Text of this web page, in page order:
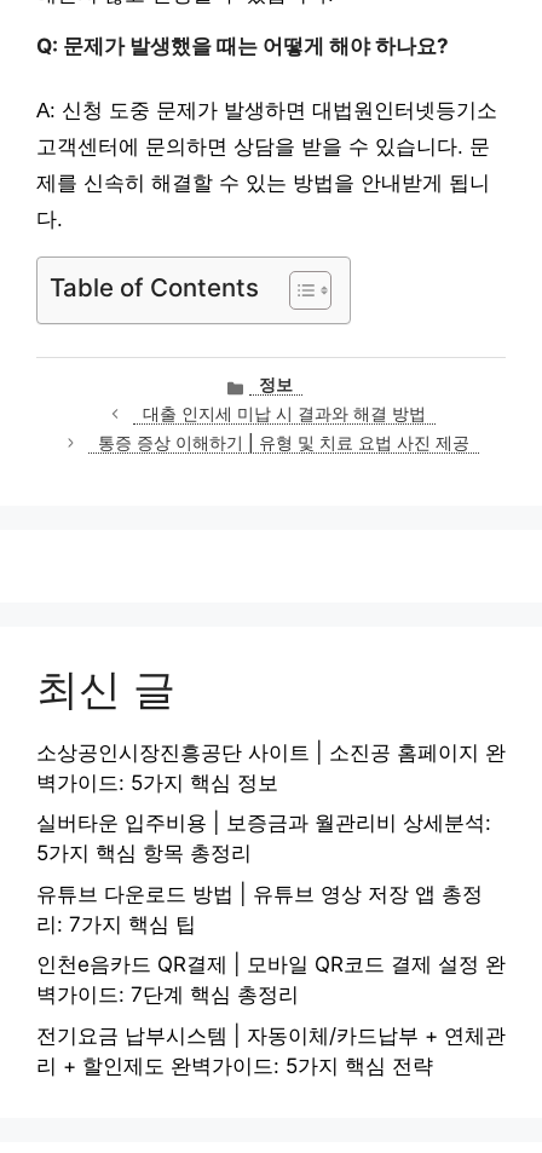
Q: 문제가 발생했을 때는 어떻게 해야 하나요?
A: 신청 도중 문제가 발생하면 대법원인터넷등기소
고객센터에 문의하면 상담을 받을 수 있습니다. 문
제를 신속히 해결할 수 있는 방법을 안내받게 됩니
다.
Table of Contents
카
테
고
리
정보
대출 인지세 미납 시 결과와 해결 방법
통증 증상 이해하기 | 유형 및 치료 요법 사진 제공
최신 글
소상공인시장진흥공단 사이트 | 소진공 홈페이지 완
벽가이드: 5가지 핵심 정보
실버타운 입주비용 | 보증금과 월관리비 상세분석:
5가지 핵심 항목 총정리
유튜브 다운로드 방법 | 유튜브 영상 저장 앱 총정
리: 7가지 핵심 팁
인천e음카드 QR결제 | 모바일 QR코드 결제 설정 완
벽가이드: 7단계 핵심 총정리
전기요금 납부시스템 | 자동이체/카드납부 + 연체관
리 + 할인제도 완벽가이드: 5가지 핵심 전략